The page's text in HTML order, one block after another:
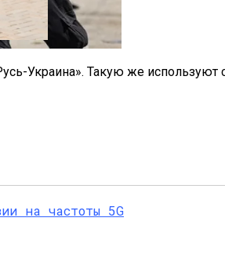
Обстановки
Казахстана
Украина». Такую же